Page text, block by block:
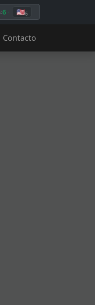
6 🇺🇸6
Contacto